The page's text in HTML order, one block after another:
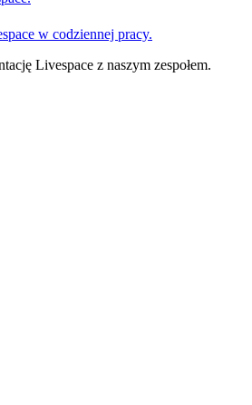
w codziennej pracy.
Livespace z naszym zespołem.